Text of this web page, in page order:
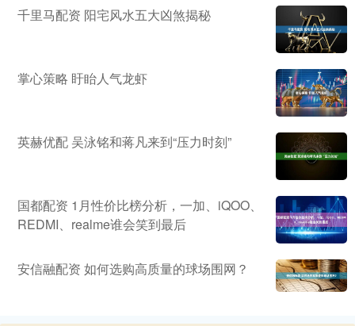
千里马配资 阳宅风水五大凶煞揭秘
掌心策略 盱眙人气龙虾
英赫优配 吴泳铭和蒋凡来到“压力时刻”
国都配资 1月性价比榜分析，一加、iQOO、
REDMI、realme谁会笑到最后
安信融配资 如何选购高质量的球场围网？